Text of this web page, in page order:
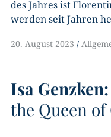
des Jahres ist
werden seit Jahren
20. August 2023
Isa Genzken:
the Queen of